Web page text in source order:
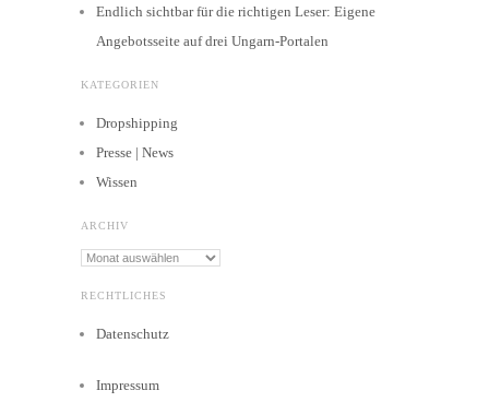
Endlich sichtbar für die richtigen Leser: Eigene
Angebotsseite auf drei Ungarn-Portalen
KATEGORIEN
Dropshipping
Presse | News
Wissen
ARCHIV
Archiv
RECHTLICHES
Datenschutz
Impressum